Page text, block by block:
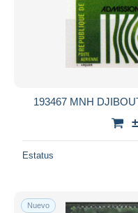
193467 MNH
Estatus
Nuevo